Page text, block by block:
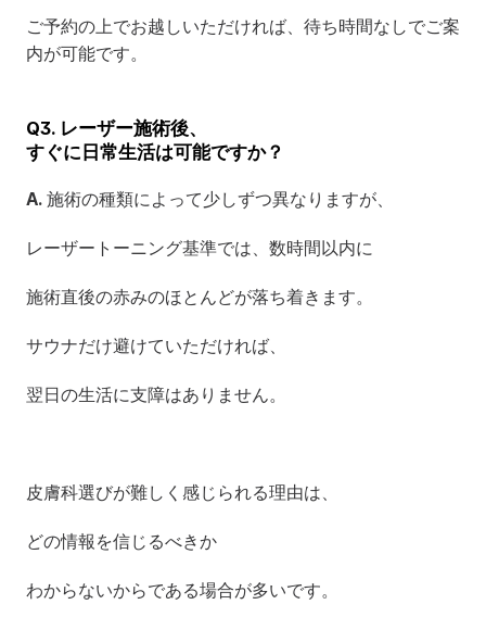
ご予約の上でお越しいただければ、待ち時間なしでご案
内が可能です。
Q3. レーザー施術後、
すぐに日常生活は可能ですか？
A. 施術の種類によって少しずつ異なりますが、
レーザートーニング基準では、数時間以内に
施術直後の赤みのほとんどが落ち着きます。
サウナだけ避けていただければ、
翌日の生活に支障はありません。
皮膚科選びが難しく感じられる理由は、
どの情報を信じるべきか
わからないからである場合が多いです。